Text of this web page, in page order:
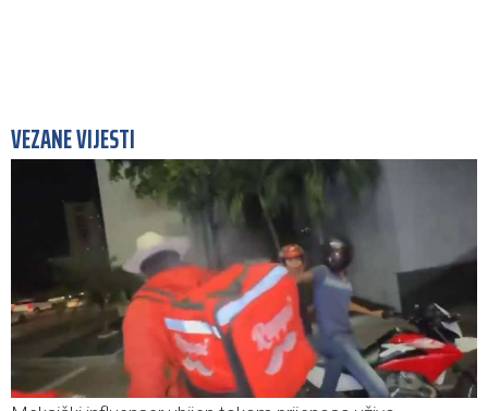
VEZANE VIJESTI